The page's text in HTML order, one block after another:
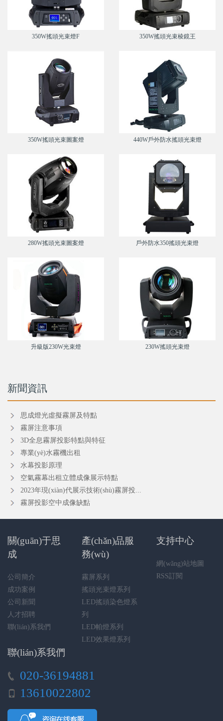
350W搖頭光束燈F 350W搖頭光束棱鏡王
350W搖頭光束圖案燈 440W戶外防水搖頭光束燈
280W搖頭光束圖案燈 戶外防水350搖頭光束燈
升級版230W光束燈 230W搖頭光束燈
新聞資訊
思成燈光虛擬霧屏及特點
霧屏注意事項
3D全息霧屏投影特點與特征
專業(yè)水霧機出租
水幕投影原理
空氣霧幕出租立體成像展示特點
2023年現(xiàn)代展示技術(shù)霧屏投...
霧屏投影空中成像缺點
關(guān)于思
成
公司簡介
成功案例
公司新聞
人才招聘
聯(lián)系我們
產(chǎn)品服
務(wù)
霧屏系列
搖頭光束燈系列
LED搖頭染色燈系
列
LED帕燈系列
LED效果燈系列
支持中心
網(wǎng)站地圖
RSS訂閱
聯(lián)系我們
020-36194881
13610022802